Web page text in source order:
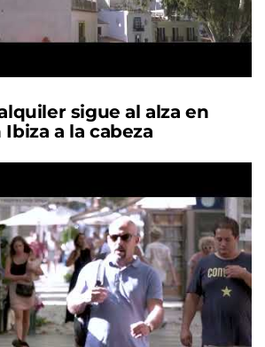
sigue al alza en
a la cabeza